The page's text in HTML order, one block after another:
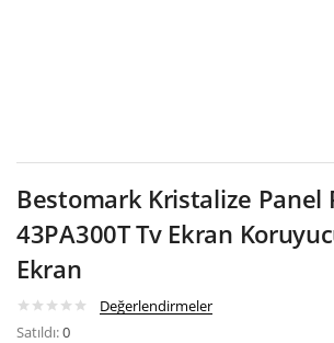
Bestomark Kristalize Panel
43PA300T Tv Ekran
Ekran
Değerlendirmeler
Satıldı:0